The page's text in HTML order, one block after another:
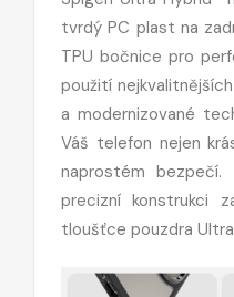
tvrdý PC plast na
TPU bočnice pro
použití
a modernizované
Váš telefon nejen
naprostém
precizní konstrukci
tloušťce pouzdra